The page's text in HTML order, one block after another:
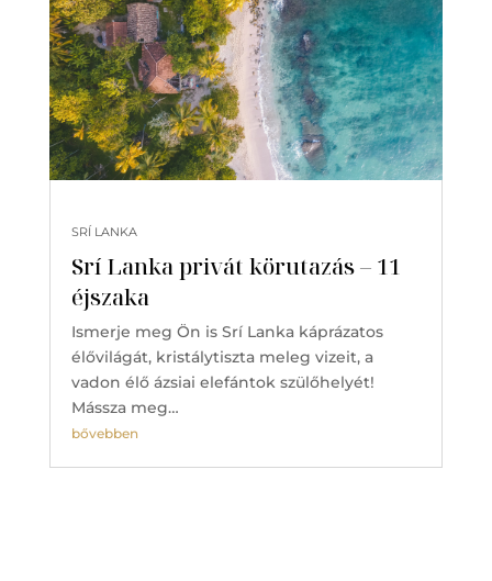
Srí Lanka privát körutazás – 11
éjszaka
SRÍ LANKA
Ismerje meg Ön is Srí Lanka káprázatos
élővilágát, kristálytiszta meleg vizeit, a
vadon élő ázsiai elefántok szülőhelyét!
Mássza meg…
bővebben